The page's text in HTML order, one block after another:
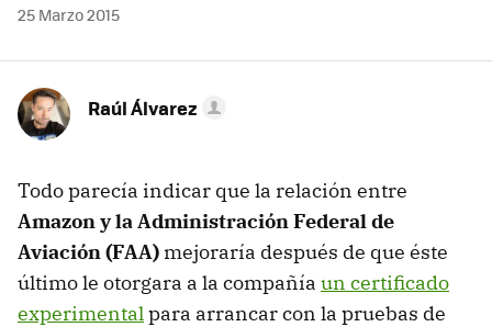
25 Marzo 2015
Raúl Álvarez
Todo parecía indicar que la relación entre
Amazon y la Administración Federal de
Aviación (FAA) mejoraría después de que éste
último le otorgara a la compañía un certificado
experimentalpara arrancar con la pruebas de